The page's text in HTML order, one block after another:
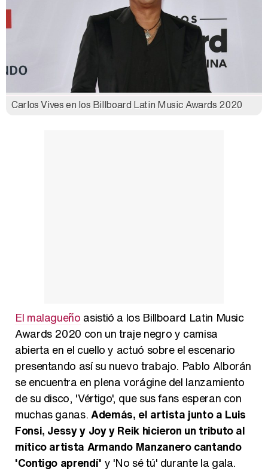
Carlos Vives en los Billboard Latin Music Awards 2020
El malagueño asistió a los Billboard Latin Music
Awards 2020 con un traje negro y camisa
abierta en el cuello y actuó sobre el escenario
presentando así su nuevo trabajo. Pablo Alborán
se encuentra en plena vorágine del lanzamiento
de su disco, 'Vértigo', que sus fans esperan con
muchas ganas.Además, el artista junto a Luis
Fonsi, Jessy y Joy y Reik hicieron un tributo al
mítico artista Armando Manzanero cantando
'Contigo aprendí' y 'No sé tú' durante la gala.